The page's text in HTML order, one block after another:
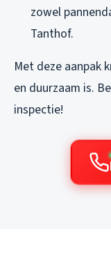
zowel
Tanthof.
Met deze aanpak
en duurzaam is.
inspectie!